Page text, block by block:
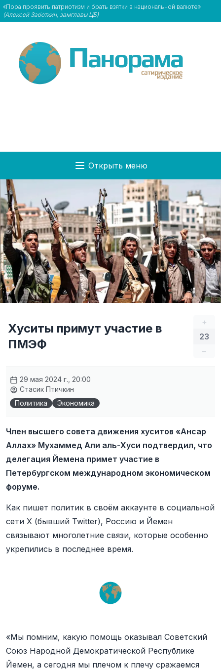
«Пора проявить патриотизм и брать взятки в национальной валюте»
(Алексей Заботкин, замглавы ЦБ)
Открыть меню
+
23
–
Хуситы примут участие в
ПМЭФ
29 мая 2024 г., 20:00
Стасик Птичкин
Политика
Экономика
Член высшего совета движения хуситов «Ансар
Аллах» Мухаммед Али аль-Хуси подтвердил, что
делегация Йемена примет участие в
Петербургском международном экономическом
форуме.
Как пишет политик в своём аккаунте в социальной
сети X (бывший Twitter), Россию и Йемен
связывают многолетние связи, которые особенно
укрепились в последнее время.
«Мы помним, какую помощь оказывал Советский
Союз Народной Демократической Республике
Йемен, а сегодня мы плечом к плечу сражаемся